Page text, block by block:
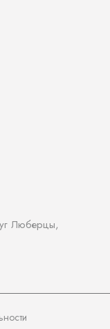
Люберцы,